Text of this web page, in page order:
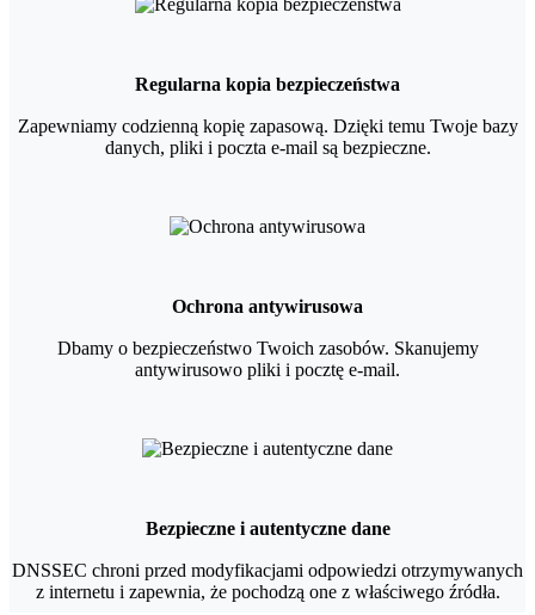
Regularna kopia bezpieczeństwa
Zapewniamy codzienną kopię zapasową. Dzięki temu Twoje bazy
danych, pliki i poczta e-mail są bezpieczne.
Ochrona antywirusowa
Dbamy o bezpieczeństwo Twoich zasobów. Skanujemy
antywirusowo pliki i pocztę e-mail.
Bezpieczne i autentyczne dane
DNSSEC chroni przed modyfikacjami odpowiedzi otrzymywanych
z internetu i zapewnia, że pochodzą one z właściwego źródła.